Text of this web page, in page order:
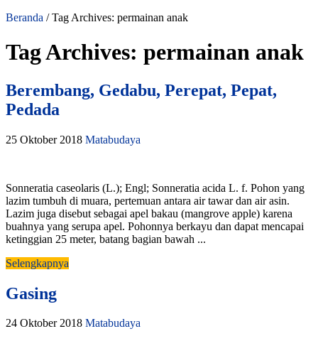
Beranda / Tag Archives: permainan anak
Tag Archives: permainan anak
Berembang, Gedabu, Perepat, Pepat,
Pedada
25 Oktober 2018 Matabudaya
Sonneratia caseolaris (L.); Engl; Sonneratia acida L. f. Pohon yang
lazim tumbuh di muara, pertemuan antara air tawar dan air asin.
Lazim juga disebut sebagai apel bakau (mangrove apple) karena
buahnya yang serupa apel. Pohonnya berkayu dan dapat mencapai
ketinggian 25 meter, batang bagian bawah ...
Selengkapnya
Gasing
24 Oktober 2018 Matabudaya